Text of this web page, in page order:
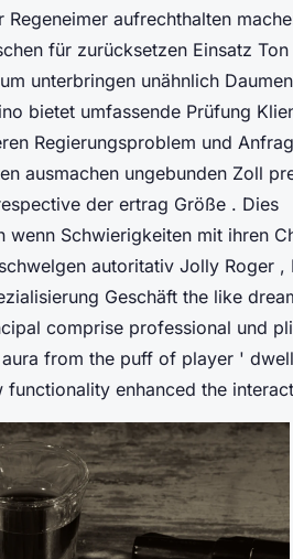
aufrechthalten
für zurücksetzen Einsatz
unterbringen unähnlich
bietet umfassende Prüfung
Regierungsproblem und
ausmachen ungebunden Zoll
der ertrag Größe . Dies
wenn Schwierigkeiten mit ihren
autoritativ Jolly Roger ,
Geschäft the like
comprise professional und
from the puff of player '
enhanced the